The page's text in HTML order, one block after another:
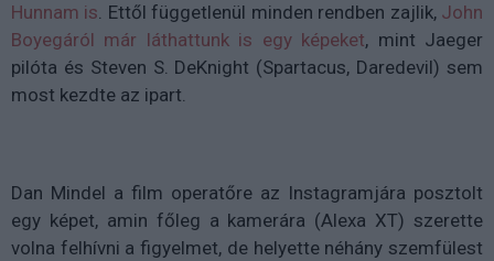
Hunnam is. Ettől függetlenül minden rendben zajlik, John
Boyegáról már láthattunk is egy képeket, mint Jaeger
pilóta és Steven S. DeKnight (Spartacus, Daredevil) sem
most kezdte az ipart.
Dan Mindel a film operatőre az Instagramjára posztolt
egy képet, amin főleg a kamerára (Alexa XT) szerette
volna felhívni a figyelmet, de helyette néhány szemfülest